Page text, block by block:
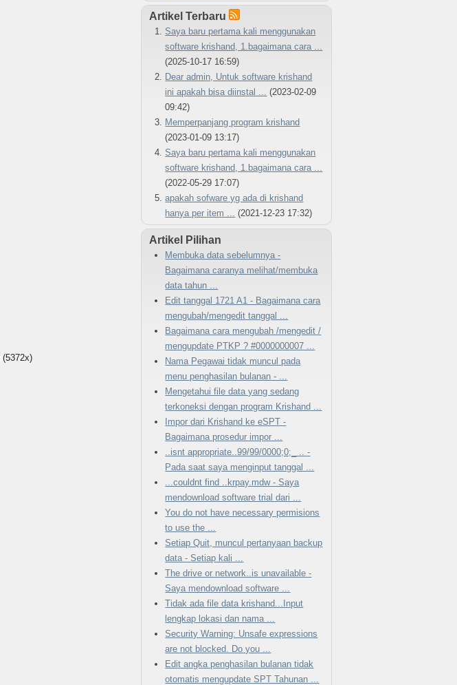
(5372x)
Artikel Terbaru
Saya baru pertama kali menggunakan
software krishand, 1.bagaimana cara ...
(2025-10-17 16:59)
Dear admin, Untuk software krishand
ini apakah bisa diinstal ...
(2023-02-09
09:42)
Memperpanjang program krishand
(2023-01-09 13:17)
Saya baru pertama kali menggunakan
software krishand, 1.bagaimana cara ...
(2022-05-29 17:07)
apakah sofware yg ada di krishand
hanya per item ...
(2021-12-23 17:32)
Artikel Pilihan
Membuka data sebelumnya -
Bagaimana caranya melihat/membuka
data tahun ...
Edit tanggal 1721 A1 - Bagaimana cara
mengubah/mengedit tanggal ...
Bagaimana cara mengubah /mengedit /
mengupdate PTKP ? #0000000007 ...
Nama Pegawai tidak muncul pada
menu penghasilan bulanan - ...
Mengetahui file data yang sedang
terkoneksi dengan program Krishand ...
Impor dari Krishand ke eSPT -
Bagaimana prosedur impor ...
..isnt appropriate..99/99/0000;0;_ .. -
Pada saat saya menginput tanggal ...
...couldnt find ..krpay.mdw - Saya
mendownload software trial dari ...
You do not have necessary permisions
to use the ...
Setiap Quit, muncul pertanyaan backup
data - Setiap kali ...
The drive or network..is unavailable -
Saya mendownload software ...
Tidak ada file data krishand...Input
lengkap lokasi dan nama ...
Security Warning: Unsafe expressions
are not blocked. Do you ...
Edit angka penghasilan bulanan tidak
otomatis mengupdate SPT Tahunan ...